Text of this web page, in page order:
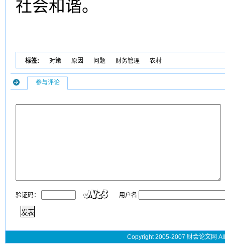
社会和谐。
标签: 对策 原因 问题 财务管理 农村
参与评论
验证码： 用户名
Copyright 2005-2007 财会论文网